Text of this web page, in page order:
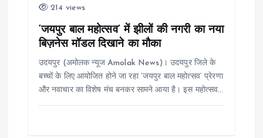
214 views
‘जयपुर बाल महोत्सव’ में झीलों की नगरी का नया
बिज़नेस मॉडल दिखाने का मौका
उदयपुर (अमोलक न्यूज Amolak News)। उदयपुर जिले के
बच्चों के लिए आयोजित होने जा रहा ‘जयपुर बाल महोत्सव’ प्रेरणा
और नवाचार का विशेष मंच बनकर सामने आया है। इस महोत्सव…